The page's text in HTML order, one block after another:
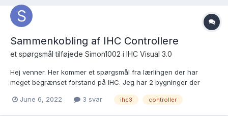
Sammenkobling af IHC Controllere
et spørgsmål tilføjede Simon1002 i IHC Visual 3.0
Hej venner. Her kommer et spørgsmål fra lærlingen der har
meget begrænset forstand på IHC. Jeg har 2 bygninger der
kører en sluk alt funktion på lyset. I bygning 2 ønskes det
June 6, 2022 3 svar ihc3 controller